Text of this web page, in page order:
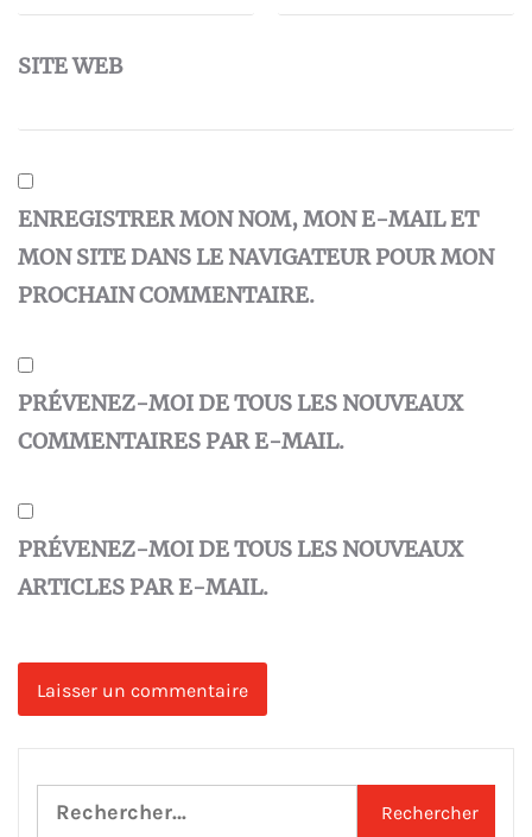
SITE WEB
ENREGISTRER MON NOM, MON E-MAIL ET
MON SITE DANS LE NAVIGATEUR POUR MON
PROCHAIN COMMENTAIRE.
PRÉVENEZ-MOI DE TOUS LES NOUVEAUX
COMMENTAIRES PAR E-MAIL.
PRÉVENEZ-MOI DE TOUS LES NOUVEAUX
ARTICLES PAR E-MAIL.
Rechercher :